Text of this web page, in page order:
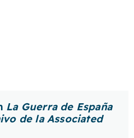
La Guerra de España
de la Associated